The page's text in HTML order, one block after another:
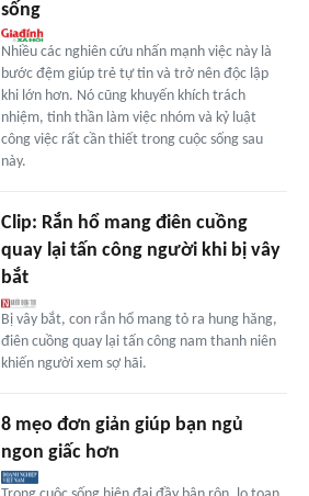
sống
Nhiều các nghiên cứu nhấn mạnh việc này là
bước đệm giúp trẻ tự tin và trở nên độc lập
khi lớn hơn. Nó cũng khuyến khích trách
nhiệm, tinh thần làm việc nhóm và kỷ luật
công việc rất cần thiết trong cuộc sống sau
này.
Clip: Rắn hổ mang điên cuồng
quay lại tấn công người khi bị vây
bắt
Bị vây bắt, con rắn hổ mang tỏ ra hung hăng,
điên cuồng quay lại tấn công nam thanh niên
khiến người xem sợ hãi.
8 mẹo đơn giản giúp bạn ngủ
ngon giấc hơn